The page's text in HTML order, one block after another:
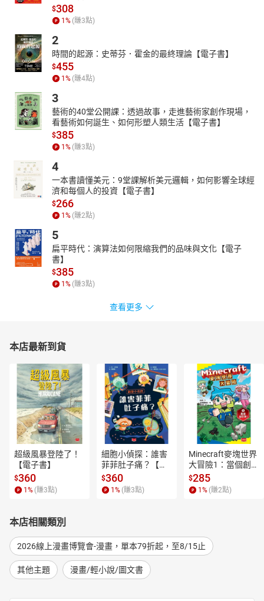
$308
1 % (賺3點)
2
時間的起源：史蒂芬．霍金的最終理論【電子書】
$455
1 % (賺4點)
3
藝術的40堂公開課：透過故事，走進藝術家創作現場，
看藝術如何誕生、如何形塑人類生活【電子書】
$385
1 % (賺3點)
4
一本書讀懂美元：9堂課解析美元邏輯，如何影響全球經
濟和每個人的投資【電子書】
$266
1 % (賺2點)
5
扁平時代：演算法如何限縮我們的品味與文化【電子
書】
$385
1 % (賺3點)
查看更多
本店最新到貨
超級風暴登陸了！
【電子書】
$360
1% (賺3點)
細胞小偵探：誰害
菲菲肚子痛？【電
子書】
$360
1% (賺3點)
Minecraft麥塊世界
大冒險1：當個創世
神！【電子書】
$285
1% (賺2點)
本店相關類別
2026線上漫畫博覽會-漫畫，單本79折起，至8/15止
其他主題 漫畫/輕小說/圖文書